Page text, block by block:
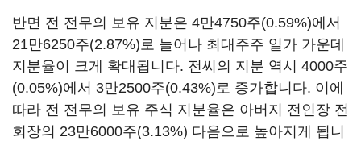
반면 전 전무의 보유 지분은 4만4750주(0.59%)에서
21만6250주(2.87%)로 늘어나 최대주주 일가 가운데
지분율이 크게 확대됩니다. 전씨의 지분 역시 4000주
(0.05%)에서 3만2500주(0.43%)로 증가합니다. 이에
따라 전 전무의 보유 주식 지분율은 아버지 전인장 전
회장의 23만6000주(3.13%) 다음으로 높아지게 됩니